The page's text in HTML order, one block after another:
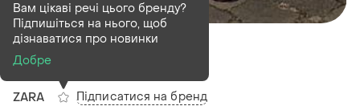
В наявності1 шт
Костюм zara
ZARA
Вам цікаві речі цього бренду?
Підпишіться на нього, щоб
дізнаватися про новинки
Добре
Підписатися на бренд